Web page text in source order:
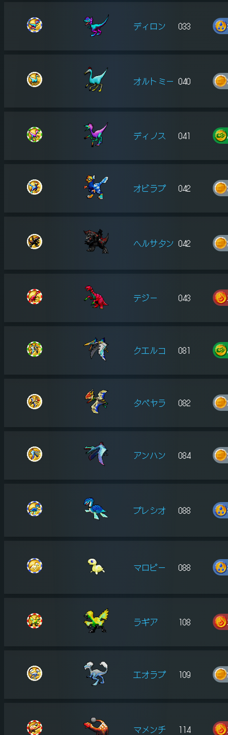
ディロン 033
オルトミー 040
ディノス 041
オビラプ 042
ヘルサタン 042
テジー 043
クエルコ 081
タペヤラ 082
アンハン 084
プレシオ 088
マロピー 088
ラギア 108
エオラプ 109
マメンチ 114